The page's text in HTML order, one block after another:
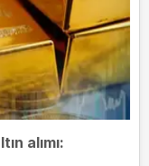
alımı: